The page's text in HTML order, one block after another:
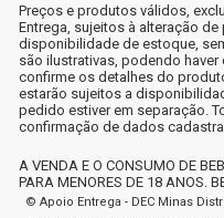
Preços e produtos válidos,
Entrega, sujeitos à alteração
disponibilidade de estoque,
são ilustrativas, podendo haver
confirme os detalhes do
estarão sujeitos a
pedido estiver em separação.
confirmação de dados
A VENDA E O CONSUMO DE
PARA MENORES DE 18 ANOS.
© Apoio Entrega - DEC Minas